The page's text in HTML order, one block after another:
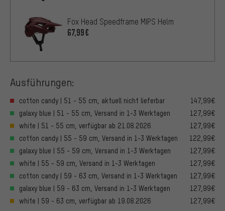
Fox Head Speedframe MIPS Helm
67,99€
Ausführungen:
cotton candy | 51 - 55 cm, aktuell nicht lieferbar
147,99€
galaxy blue | 51 - 55 cm, Versand in 1-3 Werktagen
127,99€
white | 51 - 55 cm, verfügbar ab 21.08.2026
127,99€
cotton candy | 55 - 59 cm, Versand in 1-3 Werktagen
122,99€
galaxy blue | 55 - 59 cm, Versand in 1-3 Werktagen
127,99€
white | 55 - 59 cm, Versand in 1-3 Werktagen
127,99€
cotton candy | 59 - 63 cm, Versand in 1-3 Werktagen
127,99€
galaxy blue | 59 - 63 cm, Versand in 1-3 Werktagen
127,99€
white | 59 - 63 cm, verfügbar ab 19.08.2026
127,99€